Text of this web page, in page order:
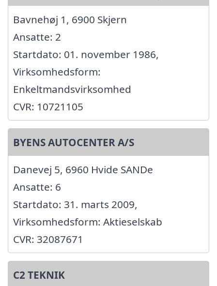
Bavnehøj 1, 6900 Skjern
Ansatte: 2
Startdato: 01. november 1986,
Virksomhedsform:
Enkeltmandsvirksomhed
CVR: 10721105
BYENS AUTOCENTER A/S
Danevej 5, 6960 Hvide SANDe
Ansatte: 6
Startdato: 31. marts 2009,
Virksomhedsform: Aktieselskab
CVR: 32087671
C2 TEKNIK